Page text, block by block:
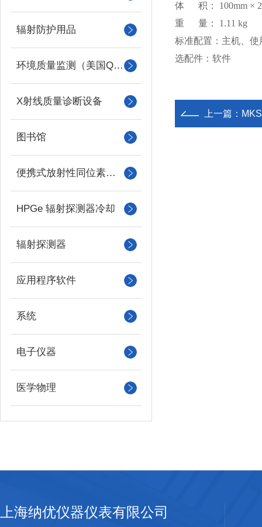
辐射防护用品
环境质量监测（美国QUEST）
X射线质量诊断设备
图书馆
便携式放射性同位素识别装置 （RIID）
HPGe 辐射探测器冷却
辐射探测器
应用程序软件
系统
电子仪器
医学物理
体 积： 100mm ×
重 量： 1.11 kg
标准配置：主机、
选配件：软件
上一篇：
上海纳优仪器仪表有限公司